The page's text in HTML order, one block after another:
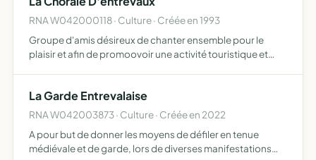
RNA W042000118 · Culture · Créée en 1993
Groupe d'amis désireux de chanter ensemble pour le
plaisir et afin de promoovoir une activité touristique et
La Garde Entrevalaise
RNA W042003873 · Culture · Créée en 2022
A pour but de donner les moyens de défiler en tenue
médiévale et de garde, lors de diverses manifestations